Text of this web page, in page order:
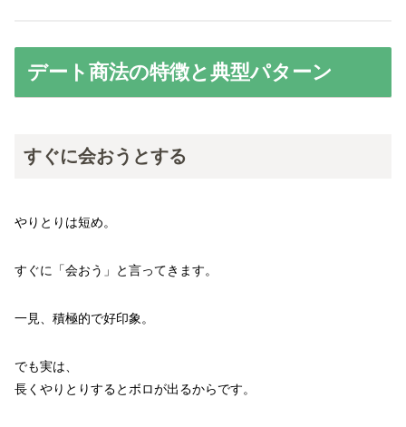
デート商法の特徴と典型パターン
すぐに会おうとする
やりとりは短め。
すぐに「会おう」と言ってきます。
一見、積極的で好印象。
でも実は、
長くやりとりするとボロが出るからです。